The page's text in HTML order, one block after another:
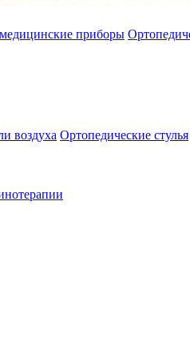
приборы
воздуха Ортопедические стулья